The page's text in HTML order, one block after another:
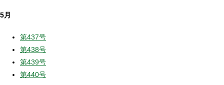
5月
第437号
第438号
第439号
第440号